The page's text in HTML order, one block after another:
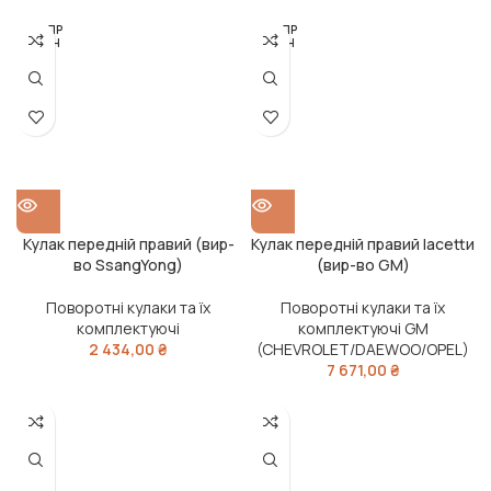
РОЗПР
ОДАН
Кулак передній правий (вир-
во SsangYong)
Поворотні кулаки та їх
комплектуючі
2 434,00 ₴
РОЗПР
ОДАН
Кулак передній правий lacettи
(вир-во GM)
Поворотні кулаки та їх
комплектуючі GM
(CHEVROLET/DAEWOO/OPEL)
7 671,00 ₴